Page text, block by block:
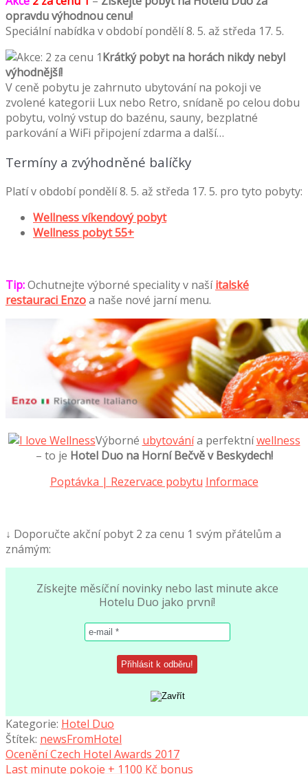
opravdu výhodnou cenu!
Speciální nabídka v období pondělí 8. 5. až středa 17. 5.
Krátký pobyt na horách nikdy nebyl
výhodnější!
V ceně pobytu je zahrnuto ubytování na pokoji ve
zvolené kategorii Lux nebo Retro, snídaně po celou dobu
pobytu, volný vstup do bazénu, sauny, bezplatné
parkování a WiFi připojení zdarma a další…
Termíny a zvýhodněné balíčky
Platí v období pondělí 8. 5. až středa 17. 5. pro tyto pobyty:
Wellness víkendový pobyt
Wellness pobyt 55+
Tip:Ochutnejte výborné speciality v našíitalské
restauraci Enzoa naše nové jarní menu.
Výborné ubytovánía perfektníwellness
– to je Hotel Duo na Horní Bečvě v Beskydech!
Poptávka | Rezervace pobytu Informace
↓ Doporučte akční pobyt 2 za cenu 1 svým přátelům a
známým:
Získejte měsíční novinky nebo last minute akce
Hotelu Duo jako první!
Kategorie: Hotel Duo
Štítek: newsFromHotel
Navigace
Předchozí
příspěvek:
Ocenění Czech Hotel Awards 2017
Následující
Last minute pokoje + 1100 Kč bonus